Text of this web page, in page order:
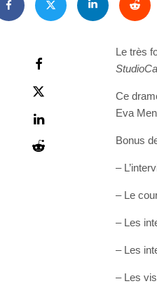
Le très
Ce
Eva
Bonus
–
– Le
– Les
– Les
– Les